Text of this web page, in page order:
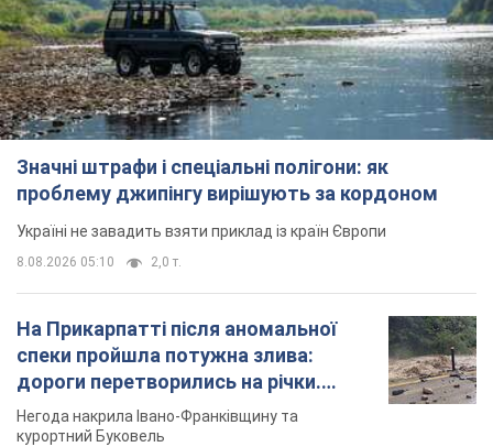
Значні штрафи і спеціальні полігони: як
проблему джипінгу вирішують за кордоном
Україні не завадить взяти приклад із країн Європи
8.08.2026 05:10 2,0 т.
На Прикарпатті після аномальної
спеки пройшла потужна злива:
дороги перетворились на річки.
Відео
Негода накрила Івано-Франківщину та
курортний Буковель